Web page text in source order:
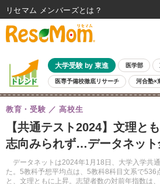
大学受験 by 東進 医学部
医専予備校徹底リサーチ 河合塾×
親子で考える大学選び 高校受験 中学受験
共通テスト 夏休み
8月開催イベント・WS 全国公立高校 過去問
自由研究教材（小学生向け） 自由研究教材（中学
【共通テスト2024】文理と
志向みられず…データネット
データネットは2024年1月18日、大学入学共
た。5教科予想平均点は、5教科8科目文系で536
と、文理ともに上昇。志望者数の対前年指数は
教育・受験 高校生
リセマム メンバーズ